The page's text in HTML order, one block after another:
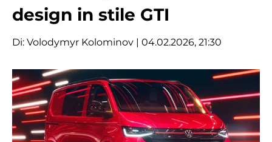
design in stile GTI
Di: Volodymyr Kolominov | 04.02.2026, 21:30